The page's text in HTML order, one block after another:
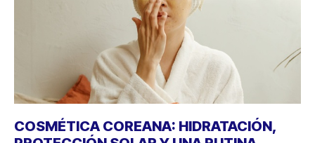
COSMÉTICA COREANA: HIDRATACIÓN,